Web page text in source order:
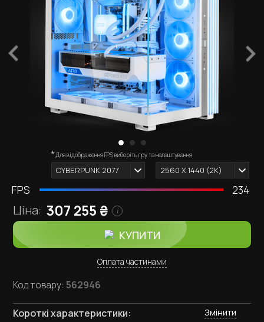
Зовнішній вигляд комп'ютера залежить від обраних
комплектуючих.
CYBERPUNK 2077 2560 X 1440 (2К)
*Для відображення FPS виберіть гру та налаштування
FPS 234
Ціна: 307,255₴ i
КУПИТИ
Оплата частинами
Код товару: 562946
Короткі характеристики: Змінити